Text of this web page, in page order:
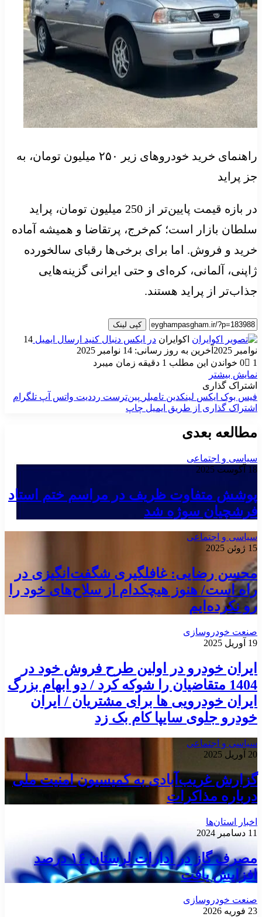
راهنمای خرید خودروهای زیر ۲۵۰ میلیون تومان، به
جز پراید
در بازه قیمت پایین‌تر از 250 میلیون تومان، پراید
سلطان بازار است؛ کم‌خرج، پرتقاضا و همیشه آماده
خرید و فروش. اما برای برخی‌ها رقبای سالخورده
ژاپنی، آلمانی، کره‌ای و حتی ایرانی گزینه‌هایی
جذاب‌تر از پراید هستند.
کپی لینک
اکوایران در ایکس دنبال کنید ارسال ایمیل 14
نوامبر 2025
آخرین به روز رسانی: 14 نوامبر 2025
0
1
خواندن این مطلب 1 دقیقه زمان میبرد
نمایش بیشتر
اشتراک گذاری
فیس بوک ایکس لینکدین ‫تامبلر ‫پین‌ترست ‫رددیت واتس آپ تلگرام
اشتراک گذاری از طریق ایمیل چاپ
مطالعه بعدی
سیاسی و اجتماعی
18 آگوست 2025
پوشش متفاوت ظریف در مراسم ختم استاد
فرشچیان سوژه شد
سیاسی و اجتماعی
15 ژوئن 2025
محسن رضایی: غافلگیری شگفت‌انگیزی در
راه است/ هنوز هیچکدام از سلاح‌های خود را
رو نکرده‌ایم
صنعت خودروسازی
19 آوریل 2025
ایران خودرو در اولین طرح فروش خود در
1404 متقاضیان را شوکه کرد / دو ابهام بزرگ
ایران خودرویی ها برای مشتریان / ایران
خودرو جلوی سایپا کام بک زد
سیاسی و اجتماعی
20 آوریل 2025
گزارش غریب‌آبادی به کمیسیون امنیت ملی
درباره مذاکرات
اخبار استان‌ها
11 دسامبر 2024
مصرف گاز در ادارات لرستان ۱۶ درصد
افزایش یافت
صنعت خودروسازی
23 فوریه 2026